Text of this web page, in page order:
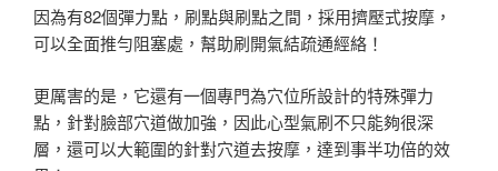
因為有82個彈力點，刷點與刷點之間，採用擠壓式按摩，
可以全面推勻阻塞處，幫助刷開氣結疏通經絡！
更厲害的是，它還有一個專門為穴位所設計的特殊彈力
點，針對臉部穴道做加強，因此心型氣刷不只能夠很深
層，還可以大範圍的針對穴道去按摩，達到事半功倍的效